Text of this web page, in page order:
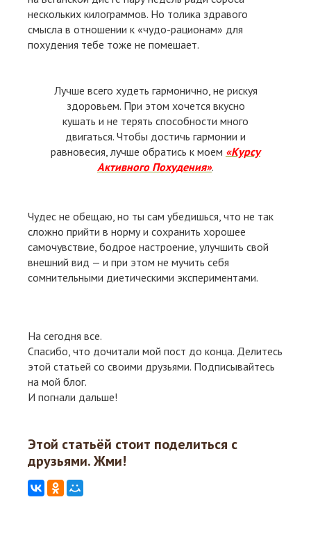
нескольких килограммов. Но толика здравого
смысла в отношении к «чудо-рационам» для
похудения тебе тоже не помешает.
Лучше всего худеть гармонично, не рискуя
здоровьем. При этом хочется вкусно
кушать и не терять способности много
двигаться. Чтобы достичь гармонии и
равновесия, лучше обратись к моем «Курсу
Активного Похудения».
Чудес не обещаю, но ты сам убедишься, что не так
сложно прийти в норму и сохранить хорошее
самочувствие, бодрое настроение, улучшить свой
внешний вид — и при этом не мучить себя
сомнительными диетическими экспериментами.
На сегодня все.
Спасибо, что дочитали мой пост до конца. Делитесь
этой статьей со своими друзьями. Подписывайтесь
на мой блог.
И погнали дальше!
Этой статьёй стоит поделиться с
друзьями. Жми!